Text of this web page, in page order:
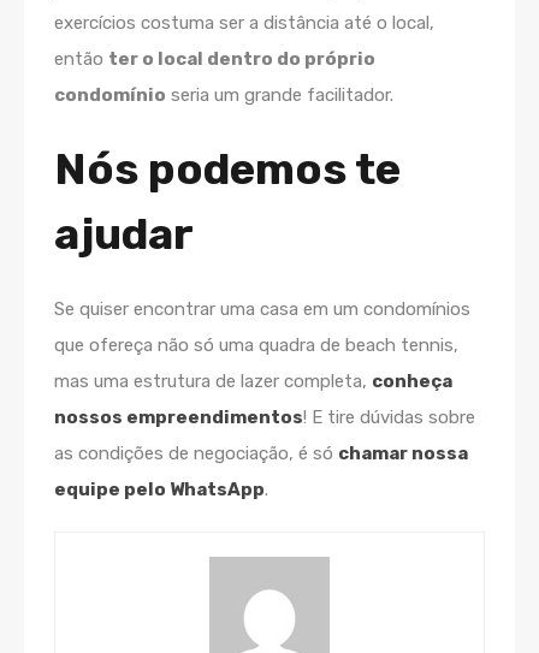
exercícios costuma ser a distância até o local,
então ter o local dentro do próprio
condomínio seria um grande facilitador.
Nós podemos te
ajudar
Se quiser encontrar uma casa em um condomínios
que ofereça não só uma quadra de beach tennis,
mas uma estrutura de lazer completa, conheça
nossos empreendimentos! E tire dúvidas sobre
as condições de negociação, é só chamar nossa
equipe pelo WhatsApp.